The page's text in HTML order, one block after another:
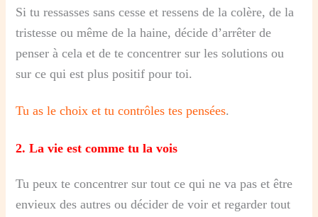
Si tu ressasses sans cesse et ressens de la colère, de la
tristesse ou même de la haine, décide d’arrêter de
penser à cela et de te concentrer sur les solutions ou
sur ce qui est plus positif pour toi.
Tu as le choix et tu contrôles tes pensées.
2. La vie est comme tu la vois
Tu peux te concentrer sur tout ce qui ne va pas et être
envieux des autres ou décider de voir et regarder tout